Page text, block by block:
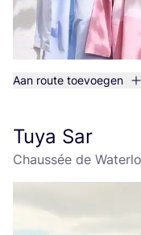
Aan route toevoegen
Tuya Sar
Chaussée de